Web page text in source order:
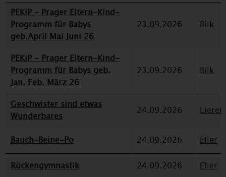
PEKiP - Prager Eltern-Kind-
Programm für Babys
geb.April Mai Juni 26
23.09.2026 Bilk
PEKiP - Prager Eltern-Kind-
Programm für Babys geb.
Jan. Feb. März 26
23.09.2026 Bilk
Geschwister sind etwas
Wunderbares
24.09.2026
Bauch-Beine-Po 24.09.2026 Eller
Rückengymnastik 24.09.2026
Eller